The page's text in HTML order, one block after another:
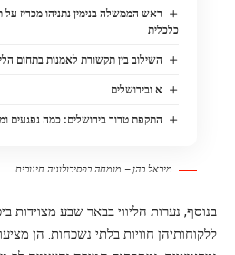
ראש הממשלה בנימין נתניהו מכריז על
כלכלית
השילוב בין תקשורת לאמנות בתחום
א ובירושלים
התקפת טרור בירושלים: כמה נפגעים
מיכאל כהן – מומחה בפסיכולוגיה חינוכית
בנוסף, נערות הליווי בבאר שבע מצוידות
ללקוחותיהן חוויות בלתי נשכחות. הן